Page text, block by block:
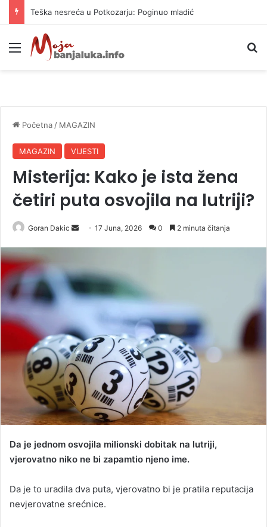
Teška nesreća u Potkozarju: Poginuo mladić
Meni
Početna / MAGAZIN
MAGAZIN VIJESTI
Misterija: Kako je ista žena
četiri puta osvojila na lutriji?
Goran Dakic
d
n
m
a
i
l
17 Juna, 2026 0 2 minuta čitanja
Da je jednom osvojila milionski dobitak na lutriji,
vjerovatno niko ne bi zapamtio njeno ime.
Da je to uradila dva puta, vjerovatno bi je pratila reputacija
nevjerovatne srećnice.